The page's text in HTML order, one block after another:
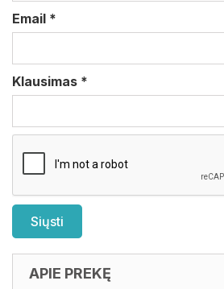
Email *
Klausimas *
APIE PREKĘ